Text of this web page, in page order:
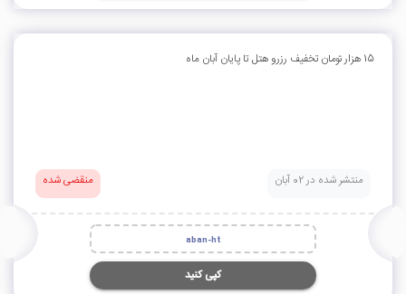
15 هزار تومان تخفیف رزرو هتل تا پایان آبان ماه
منتشر شده در 02 آبان منقضی شده
aban-ht
کپی کنید